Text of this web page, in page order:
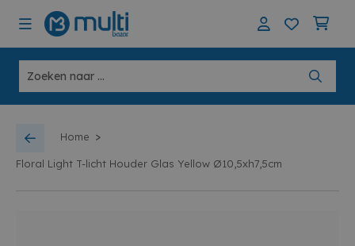
Home >
Floral Light T-licht Houder Glas Yellow Ø10,5xh7,5cm